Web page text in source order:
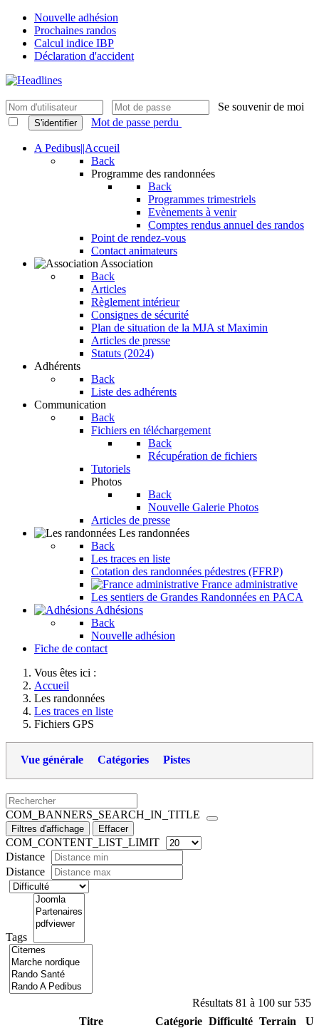
Nouvelle adhésion
Prochaines randos
Calcul indice IBP
Déclaration d'accident
Se souvenir de moi
S'identifier Mot de passe perdu
A Pedibus||Accueil
Back
Programme des randonnées
Back
Programmes trimestriels
Evènements à venir
Comptes rendus annuel des randos
Point de rendez-vous
Contact animateurs
Association
Back
Articles
Règlement intérieur
Consignes de sécurité
Plan de situation de la MJA st Maximin
Articles de presse
Statuts (2024)
Adhérents
Back
Liste des adhérents
Communication
Back
Fichiers en téléchargement
Back
Récupération de fichiers
Tutoriels
Photos
Back
Nouvelle Galerie Photos
Articles de presse
Les randonnées
Back
Les traces en liste
Cotation des randonnées pédestres (FFRP)
France administrative
Les sentiers de Grandes Randonnées en PACA
Adhésions
Back
Nouvelle adhésion
Fiche de contact
Vous êtes ici :
Accueil
Les randonnées
Les traces en liste
Fichiers GPS
Vue générale Catégories Pistes
COM_BANNERS_SEARCH_IN_TITLE
Filtres d'affichage Effacer
COM_CONTENT_LIST_LIMIT
Distance
Distance
Tags
Résultats 81 à 100 sur 535
Titre
Catégorie Difficulté Terrain